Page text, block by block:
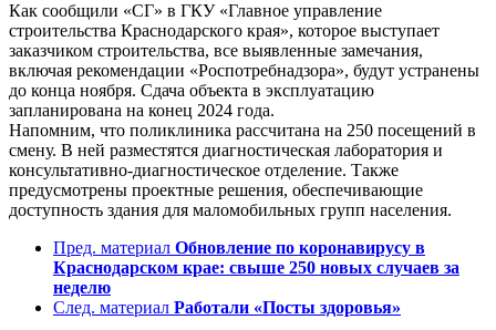
Как сообщили «СГ» в ГКУ «Главное управление
строительства Краснодарского края», которое выступает
заказчиком строительства, все выявленные замечания,
включая рекомендации «Роспотребнадзора», будут устранены
до конца ноября. Сдача объекта в эксплуатацию
запланирована на конец 2024 года.
Напомним, что поликлиника рассчитана на 250 посещений в
смену. В ней разместятся диагностическая лаборатория и
консультативно-диагностическое отделение. Также
предусмотрены проектные решения, обеспечивающие
доступность здания для маломобильных групп населения.
Пред. материал Обновление по коронавирусу в
Краснодарском крае: свыше 250 новых случаев за
неделю
След. материал Работали «Посты здоровья»